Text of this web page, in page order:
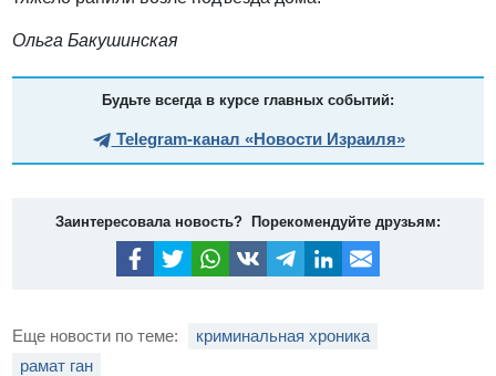
Ольга Бакушинская
Будьте всегда в курсе главных событий:
Telegram-канал «Новости Израиля»
Заинтересовала новость? Порекомендуйте друзьям:
Еще новости по теме:
криминальная хроника
рамат ган